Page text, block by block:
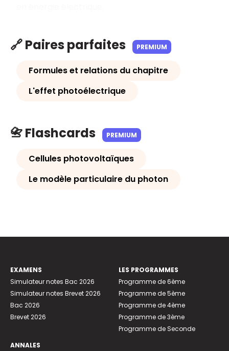
🔗 Paires parfaites PREMIUM
Formules et relations du chapitre
L'effet photoélectrique
📇 Flashcards PREMIUM
Cellules photovoltaïques
Le modèle particulaire du photon
EXAMENS
Simulateur notes Bac 2026
Simulateur notes Brevet 2026
Bac 2026
Brevet 2026
ANNALES
LES PROGRAMMES
Programme de 6ème
Programme de 5ème
Programme de 4ème
Programme de 3ème
Programme de Seconde